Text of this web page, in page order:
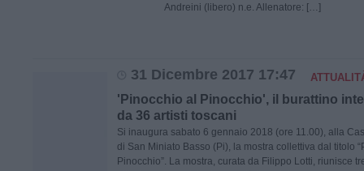
Andreini (libero) n.e. Allenatore: […]
31 Dicembre 2017 17:47
'Pinocchio al Pinocchio', il burattino
da 36 artisti toscani
Si inaugura sabato 6 gennaio 2018 (ore 11.00), alla
di San Miniato Basso (Pi), la mostra collettiva dal titolo
Pinocchio”. La mostra, curata da Filippo Lotti, riunisce